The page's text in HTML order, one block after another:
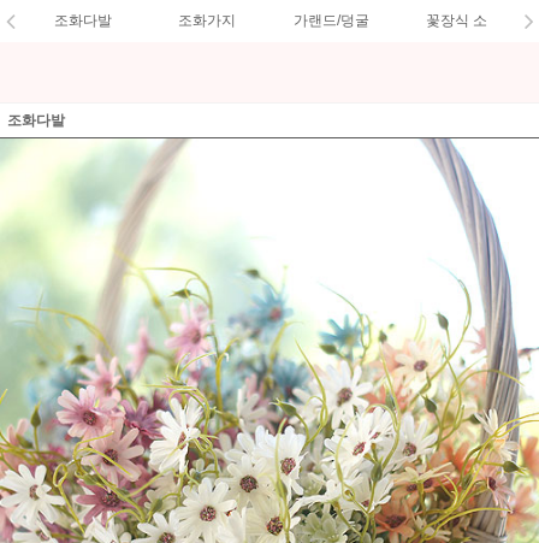
조화다발 조화가지 가랜드/덩굴 꽃장식 소
조화다발